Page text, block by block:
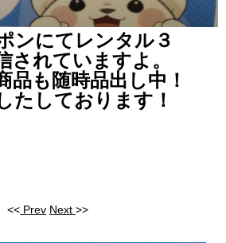
ンにてレンタル３
されていますよ。
品も随時品出し中！
たしております！
<< Prev Next >>